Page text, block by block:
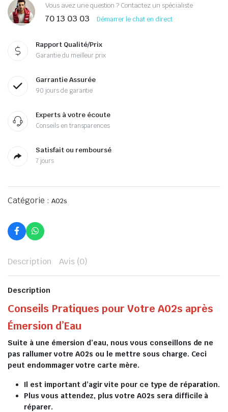
Vous avez une question ? Contactez un spécialiste
70 13 03 03 Démarrer le chat en direct
Rapport Qualité/Prix
Garantie du meilleur prix
Garrantie Assurée
90 jours de garantie
Experts à votre écoute
Conseils en transparences
Satisfait ou remboursé
7 jours
Catégorie : A02s
Description Avis (0)
Description
Conseils Pratiques pour Votre A02s après
Émersion d’Eau
Suite à une émersion d’eau, nous vous conseillons de ne
pas rallumer votre A02s ou le mettre sous charge. Ceci
peut endommager votre carte mère.
Il est important d’agir vite pour ce type de réparation.
Plus vous attendez, plus votre A02s sera difficile à
réparer.